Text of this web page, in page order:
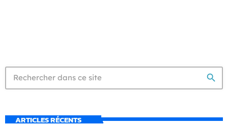
search
ARTICLES RÉCENTS